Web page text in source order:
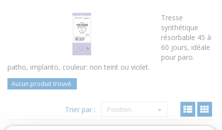
Tresse
synthétique
résorbable 45 à
60 jours, idéale
pour paro.
patho, implanto, couleur: non teint ou violet.
Aucun produit trouvé.
Trier par : Position